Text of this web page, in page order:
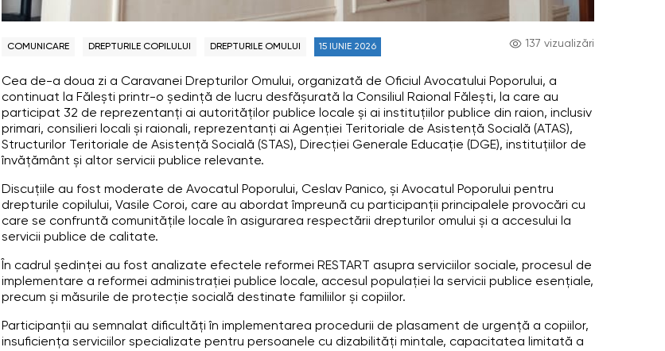
COMUNICARE DREPTURILE COPILULUI DREPTURILE OMULUI 15 IUNIE 2026 137 vizualizări
Cea de-a doua zi a Caravanei Drepturilor Omului, organizată de Oficiul Avocatului Poporului, a
continuat la Fălești printr-o ședință de lucru desfășurată la Consiliul Raional Fălești, la care au
participat 32 de reprezentanți ai autorităților publice locale și ai instituțiilor publice din raion, inclusiv
primari, consilieri locali și raionali, reprezentanți ai Agenției Teritoriale de Asistență Socială (ATAS),
Structurilor Teritoriale de Asistență Socială (STAS), Direcției Generale Educație (DGE), instituțiilor de
învățământ și altor servicii publice relevante.
Discuțiile au fost moderate de Avocatul Poporului, Ceslav Panico, și Avocatul Poporului pentru
drepturile copilului, Vasile Coroi, care au abordat împreună cu participanții principalele provocări cu
care se confruntă comunitățile locale în asigurarea respectării drepturilor omului și a accesului la
servicii publice de calitate.
În cadrul ședinței au fost analizate efectele reformei RESTART asupra serviciilor sociale, procesul de
implementare a reformei administrației publice locale, accesul populației la servicii publice esențiale,
precum și măsurile de protecție socială destinate familiilor și copiilor.
Participanții au semnalat dificultăți în implementarea procedurii de plasament de urgență a copiilor,
insuficiența serviciilor specializate pentru persoanele cu dizabilități mintale, capacitatea limitată a